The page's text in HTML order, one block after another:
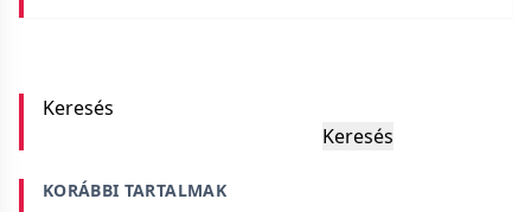
Keresés
Keresés
KORÁBBI TARTALMAK